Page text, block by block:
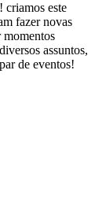
criamos este
fazer novas
momentos
assuntos,
de eventos!